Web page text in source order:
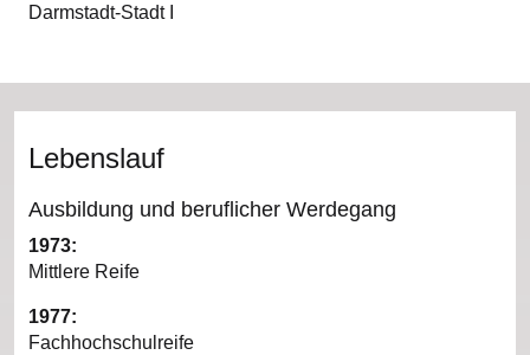
Darmstadt-Stadt I
Lebenslauf
Ausbildung und beruflicher Werdegang
1973:
Mittlere Reife
1977:
Fachhochschulreife